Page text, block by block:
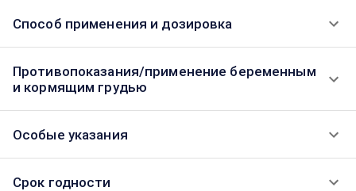
Способ применения и дозировка
Противопоказания/применение беременным
и кормящим грудью
Особые указания
Срок годности